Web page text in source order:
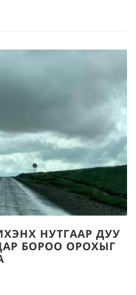
НУТГААР ДУУ
БОРОО ОРОХЫГ